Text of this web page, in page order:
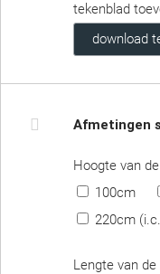
tekenblad
download
Afmetingen
Hoogte van
100cm
220cm
Lengte van